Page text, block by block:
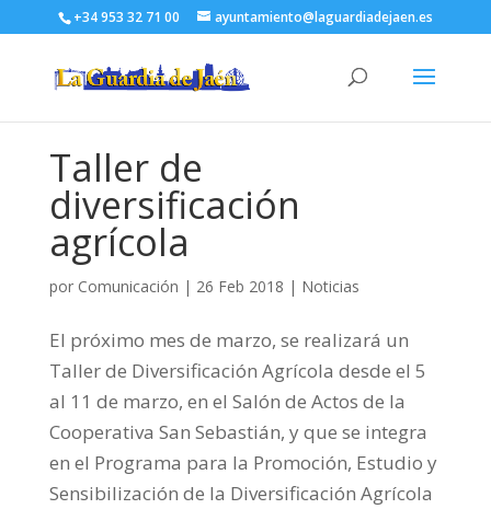
+34 953 32 71 00 ayuntamiento@laguardiadejaen.es
Taller de
diversificación
agrícola
por Comunicación | 26 Feb 2018 | Noticias
El próximo mes de marzo, se realizará un
Taller de Diversificación Agrícola desde el 5
al 11 de marzo, en el Salón de Actos de la
Cooperativa San Sebastián, y que se integra
en el Programa para la Promoción, Estudio y
Sensibilización de la Diversificación Agrícola